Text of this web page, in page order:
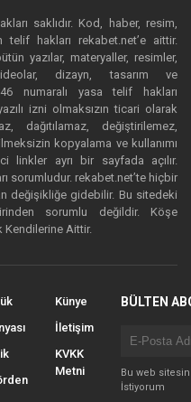
saklıdır. Kod, haber, resim,
hakları rekabet.net’e aittir.
yazılar, materyaller, resimler,
dizayn, tasarım ve
numaralı yasa telif hakları
izni olmaksızın ticari olarak
dağıtılamaz, değiştirilemez,
kopyalama ve kullanımı
linkler ayrı bir sayfada açılır.
sorumludur. rekabet.net’te hiçbir
değişikliğe gidebilir. Bu sitedeki
sorumlu değildir. Köşe
Kendilerine Aittir.
Künye
İletişim
KVKK
Metni
BÜLTEN
Bu web
İstiyorum